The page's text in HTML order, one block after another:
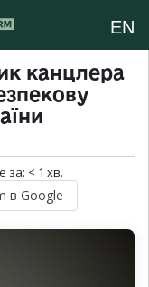
EN
канцлера
за: < 1 хв.
в Google